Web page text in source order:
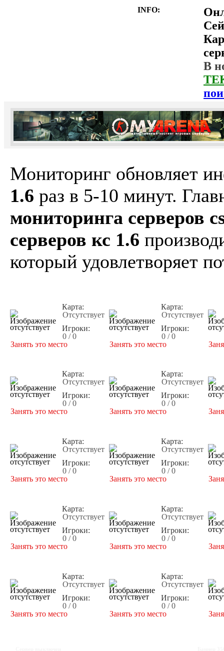
INFO:
В
Мониторинг обновляет
1.6 раз в 5-10 минут.
мониторинга серверов
серверов кс 1.6
который удовлетворяет
Карта:
Отсутствует
Игроки:
0 / 0
Занять это место
Карта:
Отсутствует
Игроки:
0 / 0
Занять это место
Карта:
Отсутствует
Игроки:
0 / 0
Занять это место
Карта:
Отсутствует
Игроки:
0 / 0
Занять это место
Карта:
Отсутствует
Игроки:
0 / 0
Занять это место
Карта:
Отсутствует
Игроки:
0 / 0
Занять это место
Карта:
Отсутствует
Игроки:
0 / 0
Занять это место
Карта:
Отсутствует
Игроки:
0 / 0
Занять это место
Карта:
Отсутствует
Игроки:
0 / 0
Занять это место
Карта:
Отсутствует
Игроки:
0 / 0
Занять это место